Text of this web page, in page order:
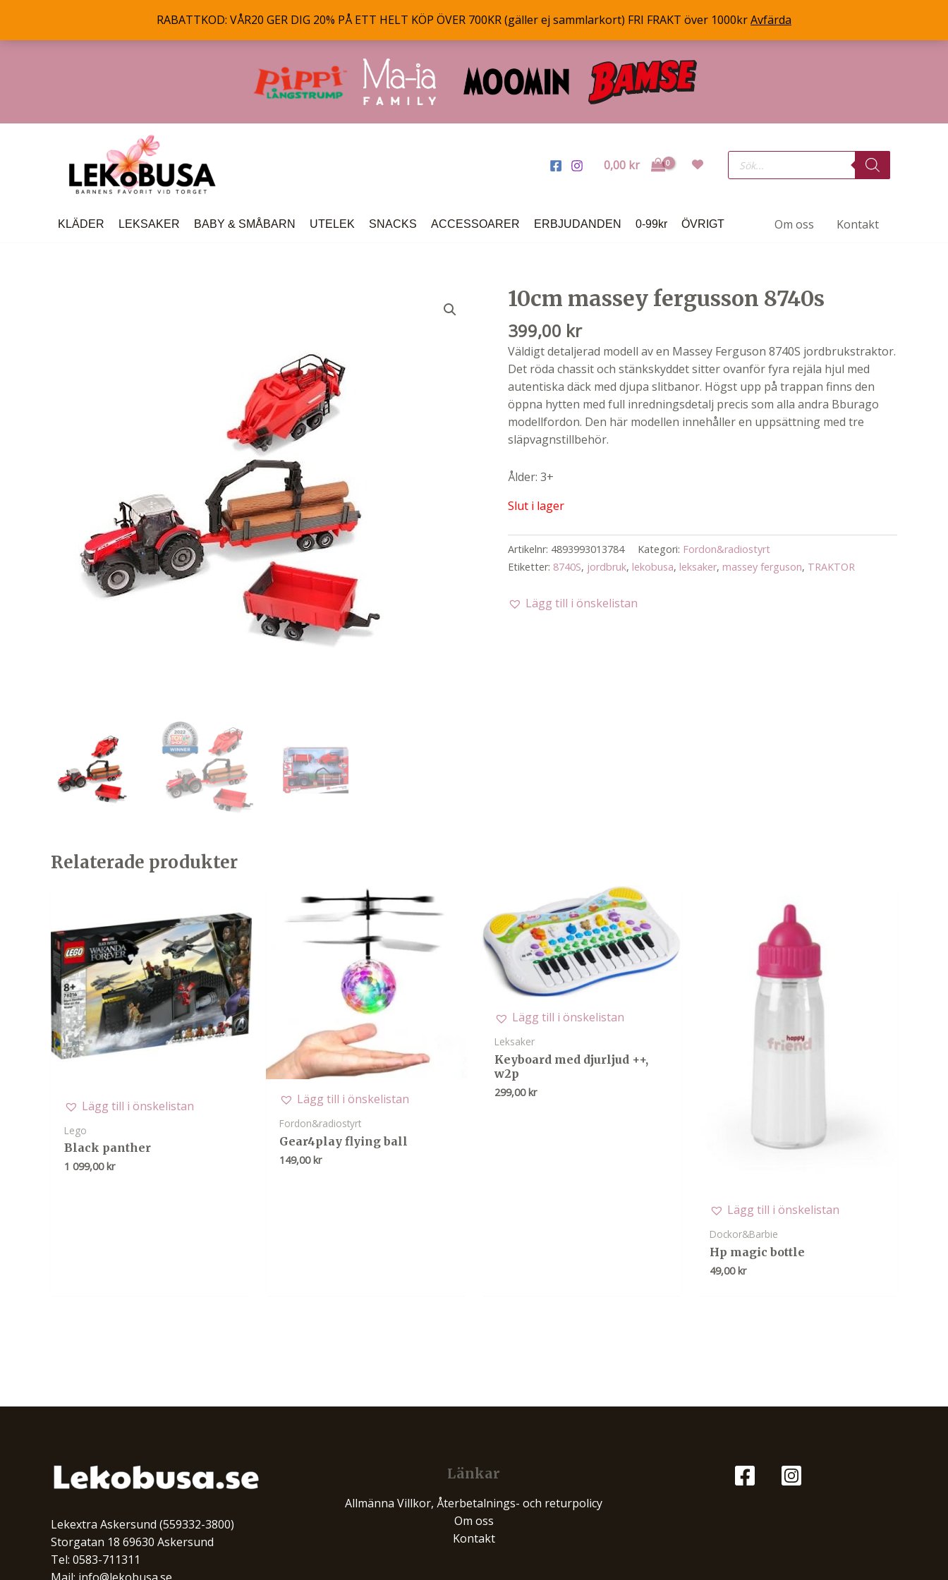
RABATTKOD: VÅR20 GER DIG 20% PÅ ETT HELT KÖP ÖVER 700KR (gäller ej sammlarkort) FRI FRAKT över 1000krAvfärda
0,00 kr
Products
search
KLÄDER LEKSAKER BABY & SMÅBARN UTELEK SNACKS ACCESSOARER ERBJUDANDEN 0-99kr ÖVRIGT Om oss Kontakt
10cm massey fergusson 8740s
399,00 kr
Väldigt detaljerad modell av en Massey Ferguson 8740S jordbrukstraktor.
Det röda chassit och stänkskyddet sitter ovanför fyra rejäla hjul med
autentiska däck med djupa slitbanor. Högst upp på trappan finns den
öppna hytten med full inredningsdetalj precis som alla andra Bburago
modellfordon. Den här modellen innehåller en uppsättning med tre
släpvagnstillbehör.
Ålder: 3+
Slut i lager
Artikelnr: 4893993013784 Kategori: Fordon&radiostyrt
Etiketter: 8740S, jordbruk, lekobusa, leksaker, massey ferguson, TRAKTOR
Lägg till i önskelistan
Relaterade produkter
Lägg till i önskelistan
Lego
Black panther
1 099,00 kr
Lägg till i önskelistan
Fordon&radiostyrt
Gear4play flying ball
149,00kr
Lägg till i önskelistan
Leksaker
Keyboard med djurljud ++,
w2p
299,00kr
Lägg till i önskelistan
Dockor&Barbie
Hp magic bottle
49,00kr
Lekextra Askersund (559332-3800)
Storgatan 18 69630 Askersund
Tel: 0583-711311
Länkar
Allmänna Villkor, Återbetalnings- och returpolicy
Om oss
Kontakt